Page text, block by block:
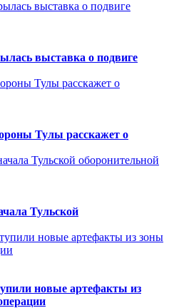
выставка о подвиге
Тулы расскажет о
Тульской
новые артефакты из